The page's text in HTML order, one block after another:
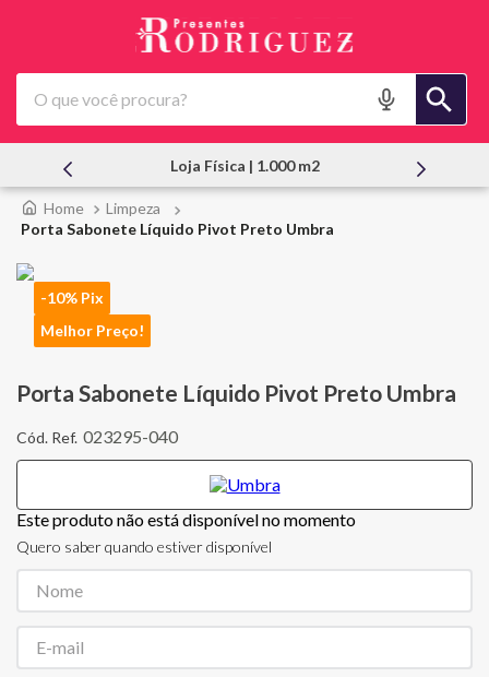
O que você procura?
Loja Física | 1.000 m2
Limpeza
Porta Sabonete Líquido Pivot Preto Umbra
-10% Pix
Melhor Preço!
Porta Sabonete Líquido Pivot Preto Umbra
023295-040
Este produto não está disponível no momento
Quero saber quando estiver disponível